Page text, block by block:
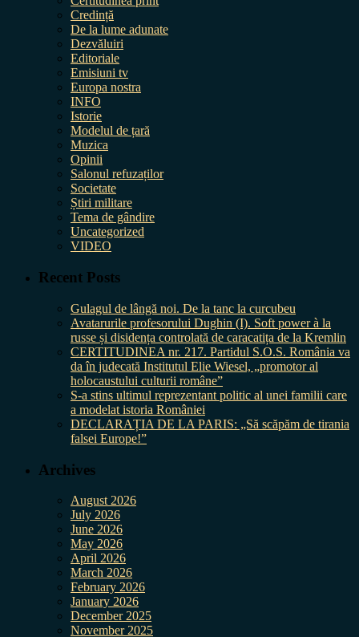
Credință
De la lume adunate
Dezvăluiri
Editoriale
Emisiuni tv
Europa nostra
INFO
Istorie
Modelul de țară
Muzica
Opinii
Salonul refuzaților
Societate
Știri militare
Tema de gândire
Uncategorized
VIDEO
Recent Posts
Gulagul de lângă noi. De la tanc la curcubeu
Avatarurile profesorului Dughin (I). Soft power à la
russe și disidența controlată de caracatița de la Kremlin
CERTITUDINEA nr. 217. Partidul S.O.S. România va
da în judecată Institutul Elie Wiesel, „promotor al
holocaustului culturii române”
S-a stins ultimul reprezentant politic al unei familii care
a modelat istoria României
DECLARAȚIA DE LA PARIS: „Să scăpăm de tirania
falsei Europe!”
Archives
August 2026
July 2026
June 2026
May 2026
April 2026
March 2026
February 2026
January 2026
December 2025
November 2025